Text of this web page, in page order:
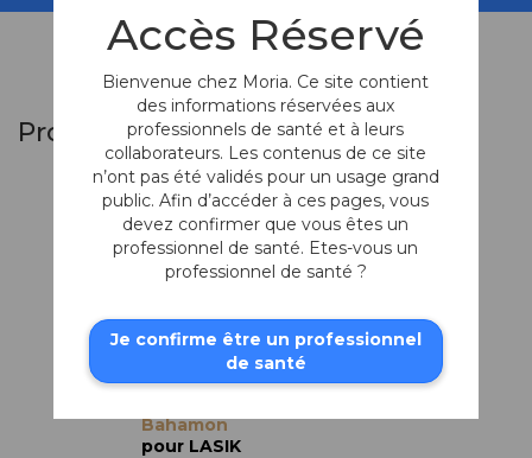
Produits similaires
Bahamon
pour LASIK
Accès Réservé
Bienvenue chez Moria. Ce site contient
des informations réservées aux
professionnels de santé et à leurs
collaborateurs. Les contenus de ce site
n’ont pas été validés pour un usage grand
public. Afin d’accéder à ces pages, vous
devez confirmer que vous êtes un
professionnel de santé. Etes-vous un
professionnel de santé ?
Je confirme être un professionnel
de santé